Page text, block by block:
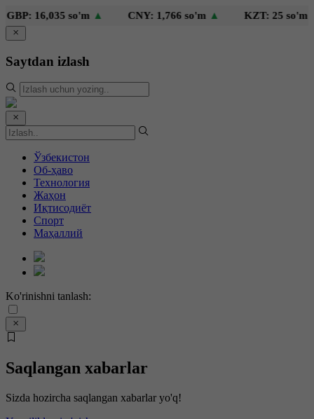
16,035 so'm ▲ CNY: 1,766 so'm ▲ KZT: 25 so'm ▲
Saytdan izlash
Ўзбекистон
Об-ҳаво
Технология
Жаҳон
Иқтисодиёт
Спорт
Маҳаллий
Ko'rinishni tanlash:
Saqlangan xabarlar
Sizda hozircha saqlangan xabarlar yo'q!